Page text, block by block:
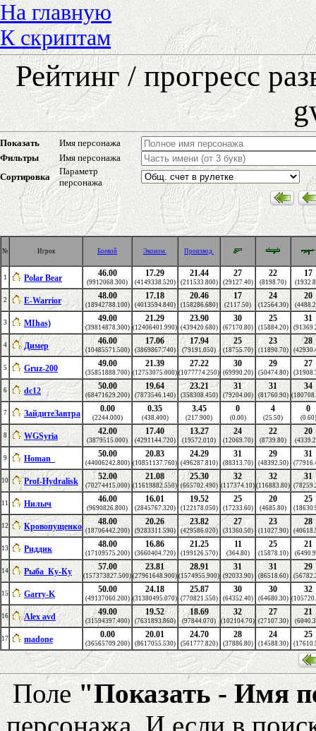
На главную
К скриптам
Рейтинг / прогресс
Показать
Имя персонажа
Фильтры
Имя персонажа
Сортировка
Параметр
персонажа
№ Игрок Боевой Эконом. Производ.
1 Polar Bear 46.00
(9912068.300)
17.29
(4149338.520)
21.44
(211533.800)
27
(29127.40)
22
(8198.70)
17
2 E-Warrior 48.00
(18942788.100)
17.18
(4013594.840)
20.46
(158286.680)
17
(2117.50)
24
(12564.30)
20
3 MIhas) 49.00
(39814878.300)
21.29
(12406401.990)
23.90
(439420.680)
30
(67170.80)
25
(15884.20)
31
4 Димер 46.00
(10485571.500)
17.06
(3869867.740)
17.94
(79191.050)
25
(18755.70)
23
(11890.70)
28
5 Gruz-200 49.00
(35851888.700)
21.39
(12753075.000)
27.22
(1077774.250)
30
(69990.20)
29
(50474.80)
27
6 dc12 50.00
(68471629.200)
19.64
(7873546.140)
23.21
(358308.450)
31
(79204.00)
31
(81760.90)
34
7 ЗайдитеЗавтра 0.00
(2244.000)
0.35
(438.400)
3.45
(217.900)
0
(0.00)
4
(25.50)
0
(0.60)
8 WGSyria 42.00
(3879515.000)
17.40
(4291144.720)
13.27
(19572.010)
24
(12069.70)
22
(8739.80)
20
9 Homan_ 50.00
(44006242.800)
20.83
(10851137.760)
24.29
(496287.810)
31
(88313.70)
29
(48392.50)
31
10 Prof-Hydralisk 52.00
(70274415.000)
21.08
(11619882.550)
25.30
(665702.490)
32
(117374.10)
32
(116883.80)
31
11 Нилыч 46.00
(9690826.800)
16.01
(2845767.320)
19.52
(122178.050)
25
(17233.60)
20
(4685.80)
25
12 Кровопущенко 48.00
(18706442.200)
20.26
(9283311.590)
23.82
(429586.020)
27
(31360.50)
23
(11027.90)
28
13 Риддик 48.00
(17109575.200)
16.86
(3660404.720)
21.25
(199126.570)
11
(364.80)
25
(15878.10)
21
14 Рыба_Ку-Ку 57.00
(157373827.500)
23.81
(27961648.900)
28.91
(1574955.900)
31
(92033.90)
31
(86518.60)
29
15 Garry-K 50.00
(49137060.200)
24.18
(31380495.070)
25.87
(770821.550)
30
(64352.40)
30
(64680.30)
32
16 Alex avd 49.00
(31594397.400)
19.52
(7631893.860)
18.69
(97844.070)
32
(102104.70)
27
(27107.30)
21
17 madone 0.00
(36565709.200)
20.01
(8617055.530)
24.70
(561777.820)
28
(37886.80)
24
(14588.30)
25
Поле"Показать - Имя